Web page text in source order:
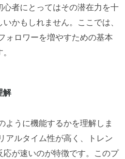
心者にとってはその潜在力を十
かもしれません。ここでは、
ォロワーを増やすための基本
解
ように機能するかを理解しま
アルタイム性が高く、トレン
応が速いのが特徴です。このプ